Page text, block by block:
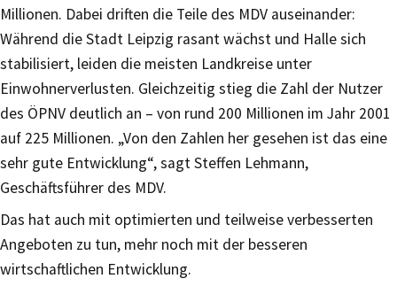
Millionen. Dabei driften die Teile des MDV auseinander:
Während die Stadt Leipzig rasant wächst und Halle sich
stabilisiert, leiden die meisten Landkreise unter
Einwohnerverlusten. Gleichzeitig stieg die Zahl der Nutzer
des ÖPNV deutlich an – von rund 200 Millionen im Jahr 2001
auf 225 Millionen. „Von den Zahlen her gesehen ist das eine
sehr gute Entwicklung“, sagt Steffen Lehmann,
Geschäftsführer des MDV.
Das hat auch mit optimierten und teilweise verbesserten
Angeboten zu tun, mehr noch mit der besseren
wirtschaftlichen Entwicklung.